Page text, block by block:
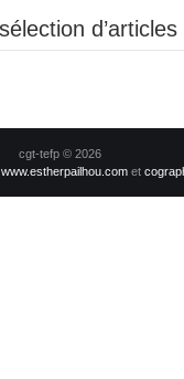
cgt-tefp © 2026
www.estherpailhou.com et